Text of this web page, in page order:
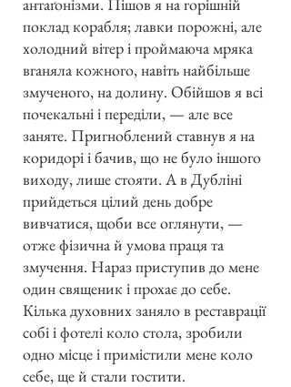
поклад корабля; лавки порожні, але
холодний вітер і проймаюча мряка
вганяла кожного, навіть найбільше
змученого, на долину. Обійшов я всі
почекальні і переділи, — але все
заняте. Пригноблений ставнув я на
коридорі і бачив, що не було іншого
виходу, лише стояти. А в Дубліні
прийдеться цілий день добре
вивчатися, щоби все оглянути, —
отже фізична й умова праця та
змучення. Нараз приступив до мене
один священик і прохає до себе.
Кілька духовних заняло в реставрації
собі і фотелі коло стола, зробили
одно місце і примістили мене коло
себе, ще й стали гостити.